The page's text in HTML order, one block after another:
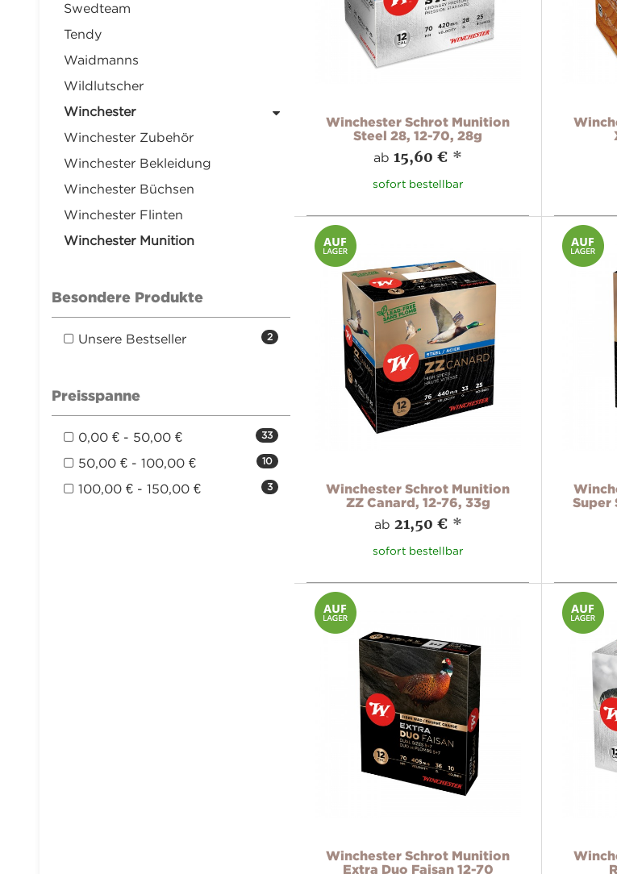
Winchester Schrot Munition
Steel 28, 12-70, 28g
ab15,60 € *
sofort bestellbar
Winchester Schrot Munition
ZZ Canard, 12-76, 33g
ab 21,50 € *
sofort bestellbar
Super
Winchester Schrot Munition
Extra Duo Faisan 12-70
Swedteam
Tendy
Waidmanns
Wildlutscher
Winchester
Winchester Zubehör
Winchester Bekleidung
Winchester Büchsen
Winchester Flinten
Winchester Munition
Besondere Produkte
2
Unsere Bestseller
Preisspanne
33
0,00 € - 50,00 €
10
50,00 € - 100,00 €
3
100,00 € - 150,00 €